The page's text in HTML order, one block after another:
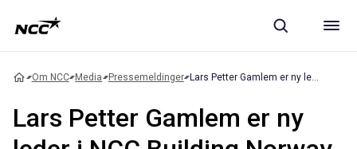
Om NCC Media Pressemeldinger
Lars Petter Gamlem er ny